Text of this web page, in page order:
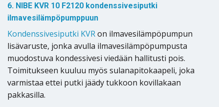
6. NIBE KVR 10 F2120 kondenssivesiputki
ilmavesilämpöpumppuun
Kondenssivesiputki KVRon ilmavesilämpöpumpun
lisävaruste, jonka avulla ilmavesilämpöpumpusta
muodostuva kondessivesi viedään hallitusti pois.
Toimitukseen kuuluu myös sulanapitokaapeli, joka
varmistaa ettei putki jäädy tukkoon kovillakaan
pakkasilla.